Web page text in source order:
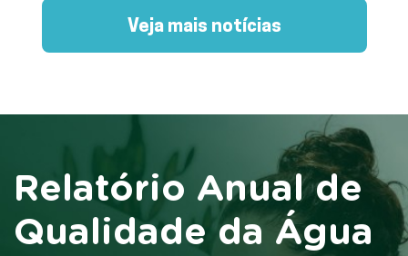
Veja mais notícias
Relatório Anual de
Qualidade da Água